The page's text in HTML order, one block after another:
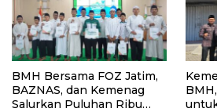
BMH Bersama FOZ Jatim,
BAZNAS, dan Kemenag
Salurkan Puluhan Ribu